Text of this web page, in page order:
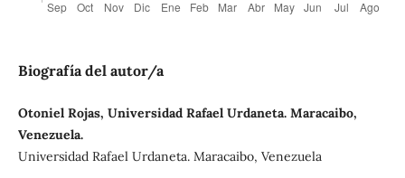
Biografía del autor/a
Otoniel Rojas, Universidad Rafael Urdaneta. Maracaibo,
Venezuela.
Universidad Rafael Urdaneta. Maracaibo, Venezuela